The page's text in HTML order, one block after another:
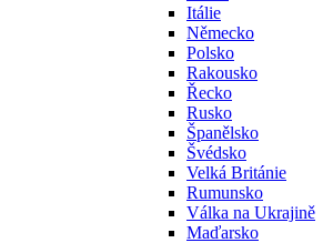
Itálie
Německo
Polsko
Rakousko
Řecko
Rusko
Španělsko
Švédsko
Velká Británie
Rumunsko
Válka na Ukrajině
Maďarsko